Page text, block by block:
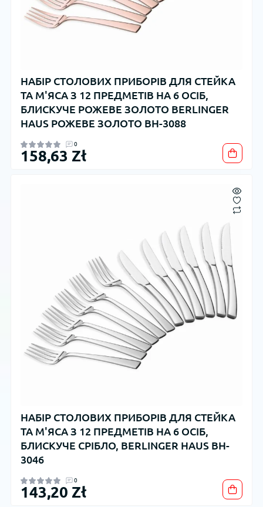
НАБІР СТОЛОВИХ ПРИБОРІВ ДЛЯ СТЕЙКА
ТА М'ЯСА З 12 ПРЕДМЕТІВ НА 6 ОСІБ,
БЛИСКУЧЕ РОЖЕВЕ ЗОЛОТО BERLINGER
HAUS РОЖЕВЕ ЗОЛОТО BH-3088
0
158,63 Zł
НАБІР СТОЛОВИХ ПРИБОРІВ ДЛЯ СТЕЙКА
ТА М'ЯСА З 12 ПРЕДМЕТІВ НА 6 ОСІБ,
БЛИСКУЧЕ СРІБЛО, BERLINGER HAUS BH-
3046
0
143,20 Zł